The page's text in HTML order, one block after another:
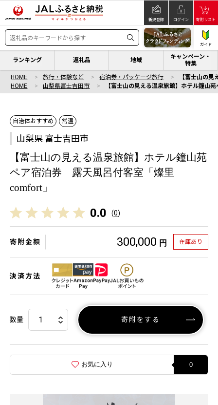
新規登録 ログイン 寄附リスト
ガイド
ランキング 返礼品 地域
キャンペーン・
特集
HOME 旅行・体験など 宿泊券・パッケージ旅行
【富士山の
HOME
山梨県富士吉田市 【富士山の見える温泉旅館】ホテル鐘
自治体おすすめ 常温
山梨県 富士吉田市
【富士山の見える温泉旅館】ホテル鐘山苑
ペア宿泊券 露天風呂付客室「燦里
comfort」
0.0 (0)
寄附金額 300,000 円 在庫あり
決済方法
数量 寄附をする
お気に入り 0